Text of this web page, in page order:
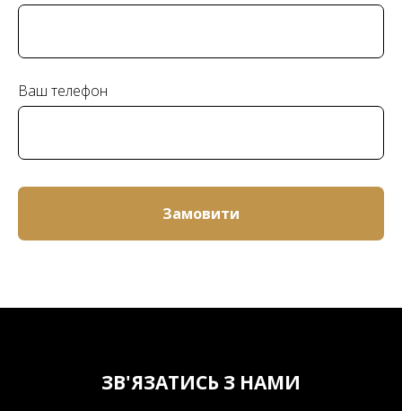
Ваш телефон
Замовити
ЗВ'ЯЗАТИСЬ З НАМИ